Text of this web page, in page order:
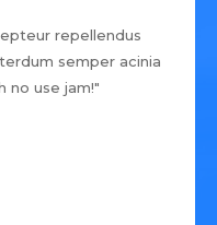
repellendus
semper acinia
no use jam!"